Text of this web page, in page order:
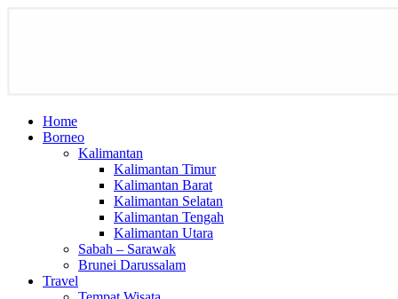
Home
Borneo
Kalimantan
Kalimantan Timur
Kalimantan Barat
Kalimantan Selatan
Kalimantan Tengah
Kalimantan Utara
Sabah – Sarawak
Brunei Darussalam
Travel